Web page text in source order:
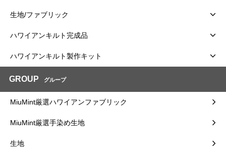
生地/ファブリック
ハワイアンキルト完成品
ハワイアンキルト製作キット
GROUP グループ
MiuMint厳選ハワイアンファブリック
MiuMint厳選手染め生地
生地